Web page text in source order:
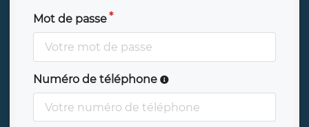
Mot de passe
Numéro de téléphone